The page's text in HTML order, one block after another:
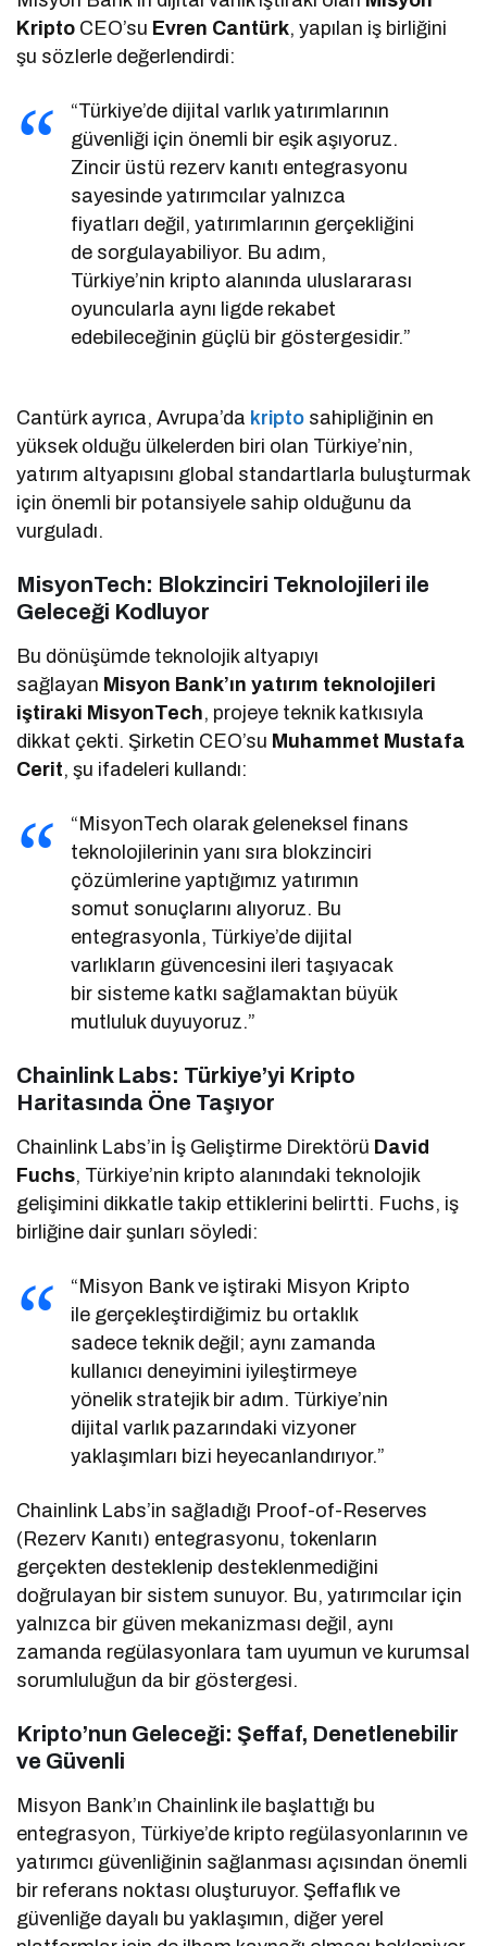
Kripto CEO’su Evren Cantürk, yapılan iş birliğini
şu sözlerle değerlendirdi:
“Türkiye’de dijital varlık yatırımlarının
güvenliği için önemli bir eşik aşıyoruz.
Zincir üstü rezerv kanıtı entegrasyonu
sayesinde yatırımcılar yalnızca
fiyatları değil, yatırımlarının gerçekliğini
de sorgulayabiliyor. Bu adım,
Türkiye’nin kripto alanında uluslararası
oyuncularla aynı ligde rekabet
edebileceğinin güçlü bir göstergesidir.”
Cantürk ayrıca, Avrupa’da kripto sahipliğinin en
yüksek olduğu ülkelerden biri olan Türkiye’nin,
yatırım altyapısını global standartlarla buluşturmak
için önemli bir potansiyele sahip olduğunu da
vurguladı.
MisyonTech: Blokzinciri Teknolojileri ile
Geleceği Kodluyor
Bu dönüşümde teknolojik altyapıyı
sağlayan Misyon Bank’ın yatırım teknolojileri
iştiraki MisyonTech, projeye teknik katkısıyla
dikkat çekti. Şirketin CEO’su Muhammet Mustafa
Cerit, şu ifadeleri kullandı:
“MisyonTech olarak geleneksel finans
teknolojilerinin yanı sıra blokzinciri
çözümlerine yaptığımız yatırımın
somut sonuçlarını alıyoruz. Bu
entegrasyonla, Türkiye’de dijital
varlıkların güvencesini ileri taşıyacak
bir sisteme katkı sağlamaktan büyük
mutluluk duyuyoruz.”
Chainlink Labs: Türkiye’yi Kripto
Haritasında Öne Taşıyor
Chainlink Labs’in İş Geliştirme Direktörü David
Fuchs, Türkiye’nin kripto alanındaki teknolojik
gelişimini dikkatle takip ettiklerini belirtti. Fuchs, iş
birliğine dair şunları söyledi:
“Misyon Bank ve iştiraki Misyon Kripto
ile gerçekleştirdiğimiz bu ortaklık
sadece teknik değil; aynı zamanda
kullanıcı deneyimini iyileştirmeye
yönelik stratejik bir adım. Türkiye’nin
dijital varlık pazarındaki vizyoner
yaklaşımları bizi heyecanlandırıyor.”
Chainlink Labs’in sağladığı Proof-of-Reserves
(Rezerv Kanıtı) entegrasyonu, tokenların
gerçekten desteklenip desteklenmediğini
doğrulayan bir sistem sunuyor. Bu, yatırımcılar için
yalnızca bir güven mekanizması değil, aynı
zamanda regülasyonlara tam uyumun ve kurumsal
sorumluluğun da bir göstergesi.
Kripto’nun Geleceği: Şeffaf, Denetlenebilir
ve Güvenli
Misyon Bank’ın Chainlink ile başlattığı bu
entegrasyon, Türkiye’de kripto regülasyonlarının ve
yatırımcı güvenliğinin sağlanması açısından önemli
bir referans noktası oluşturuyor. Şeffaflık ve
güvenliğe dayalı bu yaklaşımın, diğer yerel